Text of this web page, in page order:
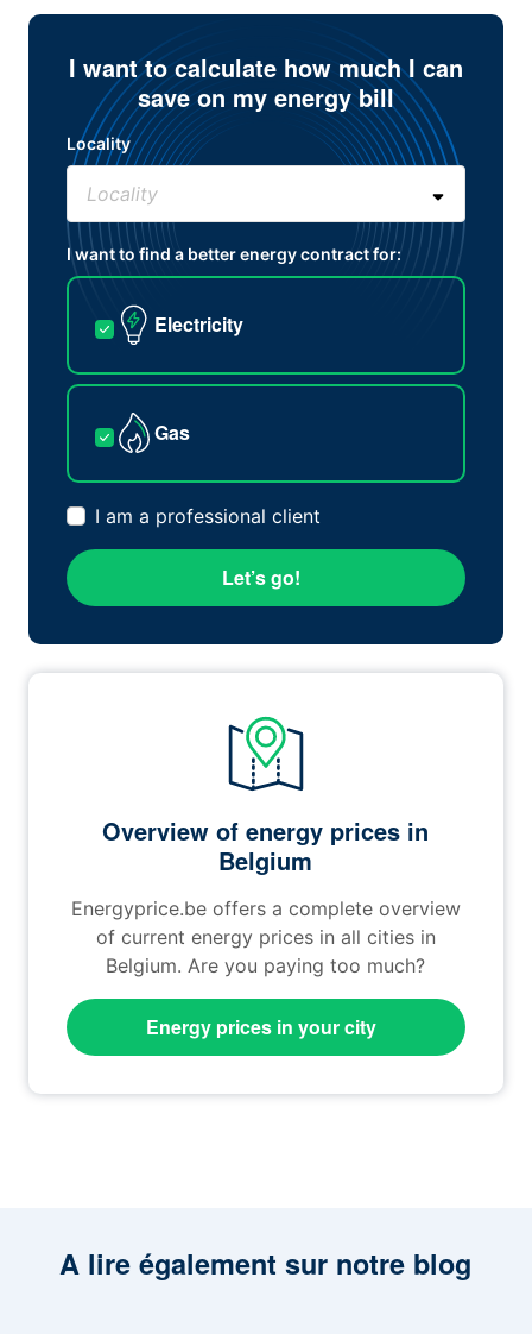
I want to calculate how much I can
save on my energy bill
Locality
I want to find a better energy contract for:
Electricity
Gas
I am a professional client
Let’s go!
Overview of energy prices in
Belgium
Energyprice.be offers a complete overview
of current energy prices in all cities in
Belgium. Are you paying too much?
Energy prices in your city
A lire également sur notre blog